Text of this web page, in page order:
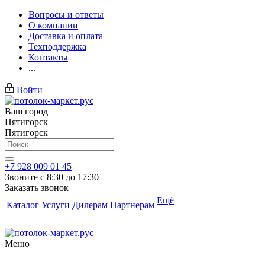
Вопросы и ответы
О компании
Доставка и оплата
Техподдержка
Контакты
...
Войти
Ваш город
Пятигорск
Пятигорск
+7 928 009 01 45
Звоните с 8:30 до 17:30
Заказать звонок
Каталог Услуги Дилерам Партнерам Ещё
Меню